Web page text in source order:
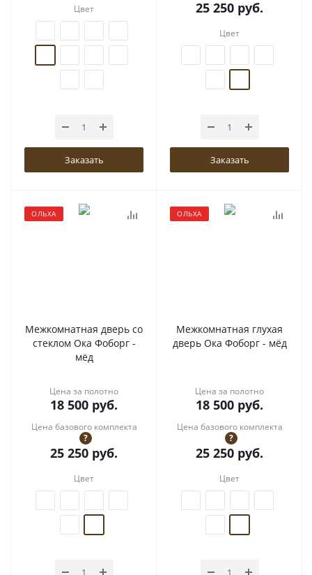
Цвет
Заказать
25 250 руб.
Цвет
Заказать
ОЛЬХА
Межкомнатная дверь со
стеклом Ока Фоборг -
мёд
Цена за полотно
18 500 руб.
Цена базового комплекта
?
25 250 руб.
Цвет
ОЛЬХА
Межкомнатная глухая
дверь Ока Фоборг - мёд
Цена за полотно
18 500 руб.
Цена базового комплекта
?
25 250 руб.
Цвет